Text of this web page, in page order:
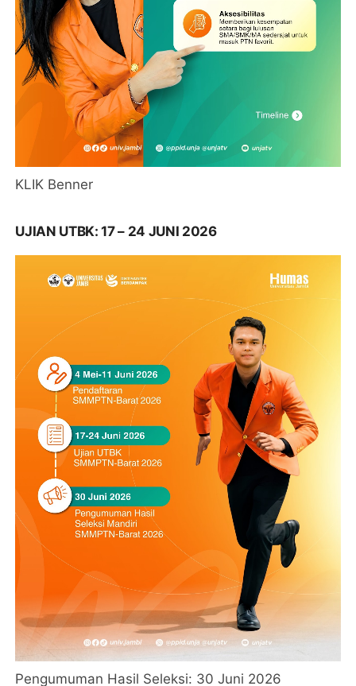
KLIK Benner
UJIAN UTBK: 17 – 24 JUNI 2026
Pengumuman Hasil Seleksi: 30 Juni 2026